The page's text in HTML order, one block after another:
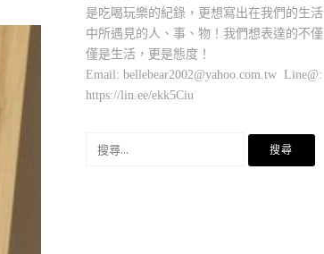
是吃喝玩樂的紀錄，更想寫出在我們的生活
中所遇見的人、事、物！我們想表達的不僅
僅是生活，更是態度！
Email: bellebear2002@yahoo.com.tw Line@:
https://lin.ee/ekk5Ciu